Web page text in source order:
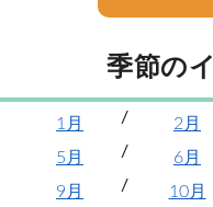
季節の
1月 2月
5月
6月
9月
10月